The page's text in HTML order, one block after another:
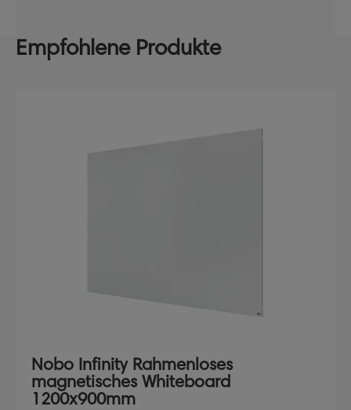
Empfohlene Produkte
Nobo Infinity Rahmenloses
magnetisches Whiteboard
1200x900mm